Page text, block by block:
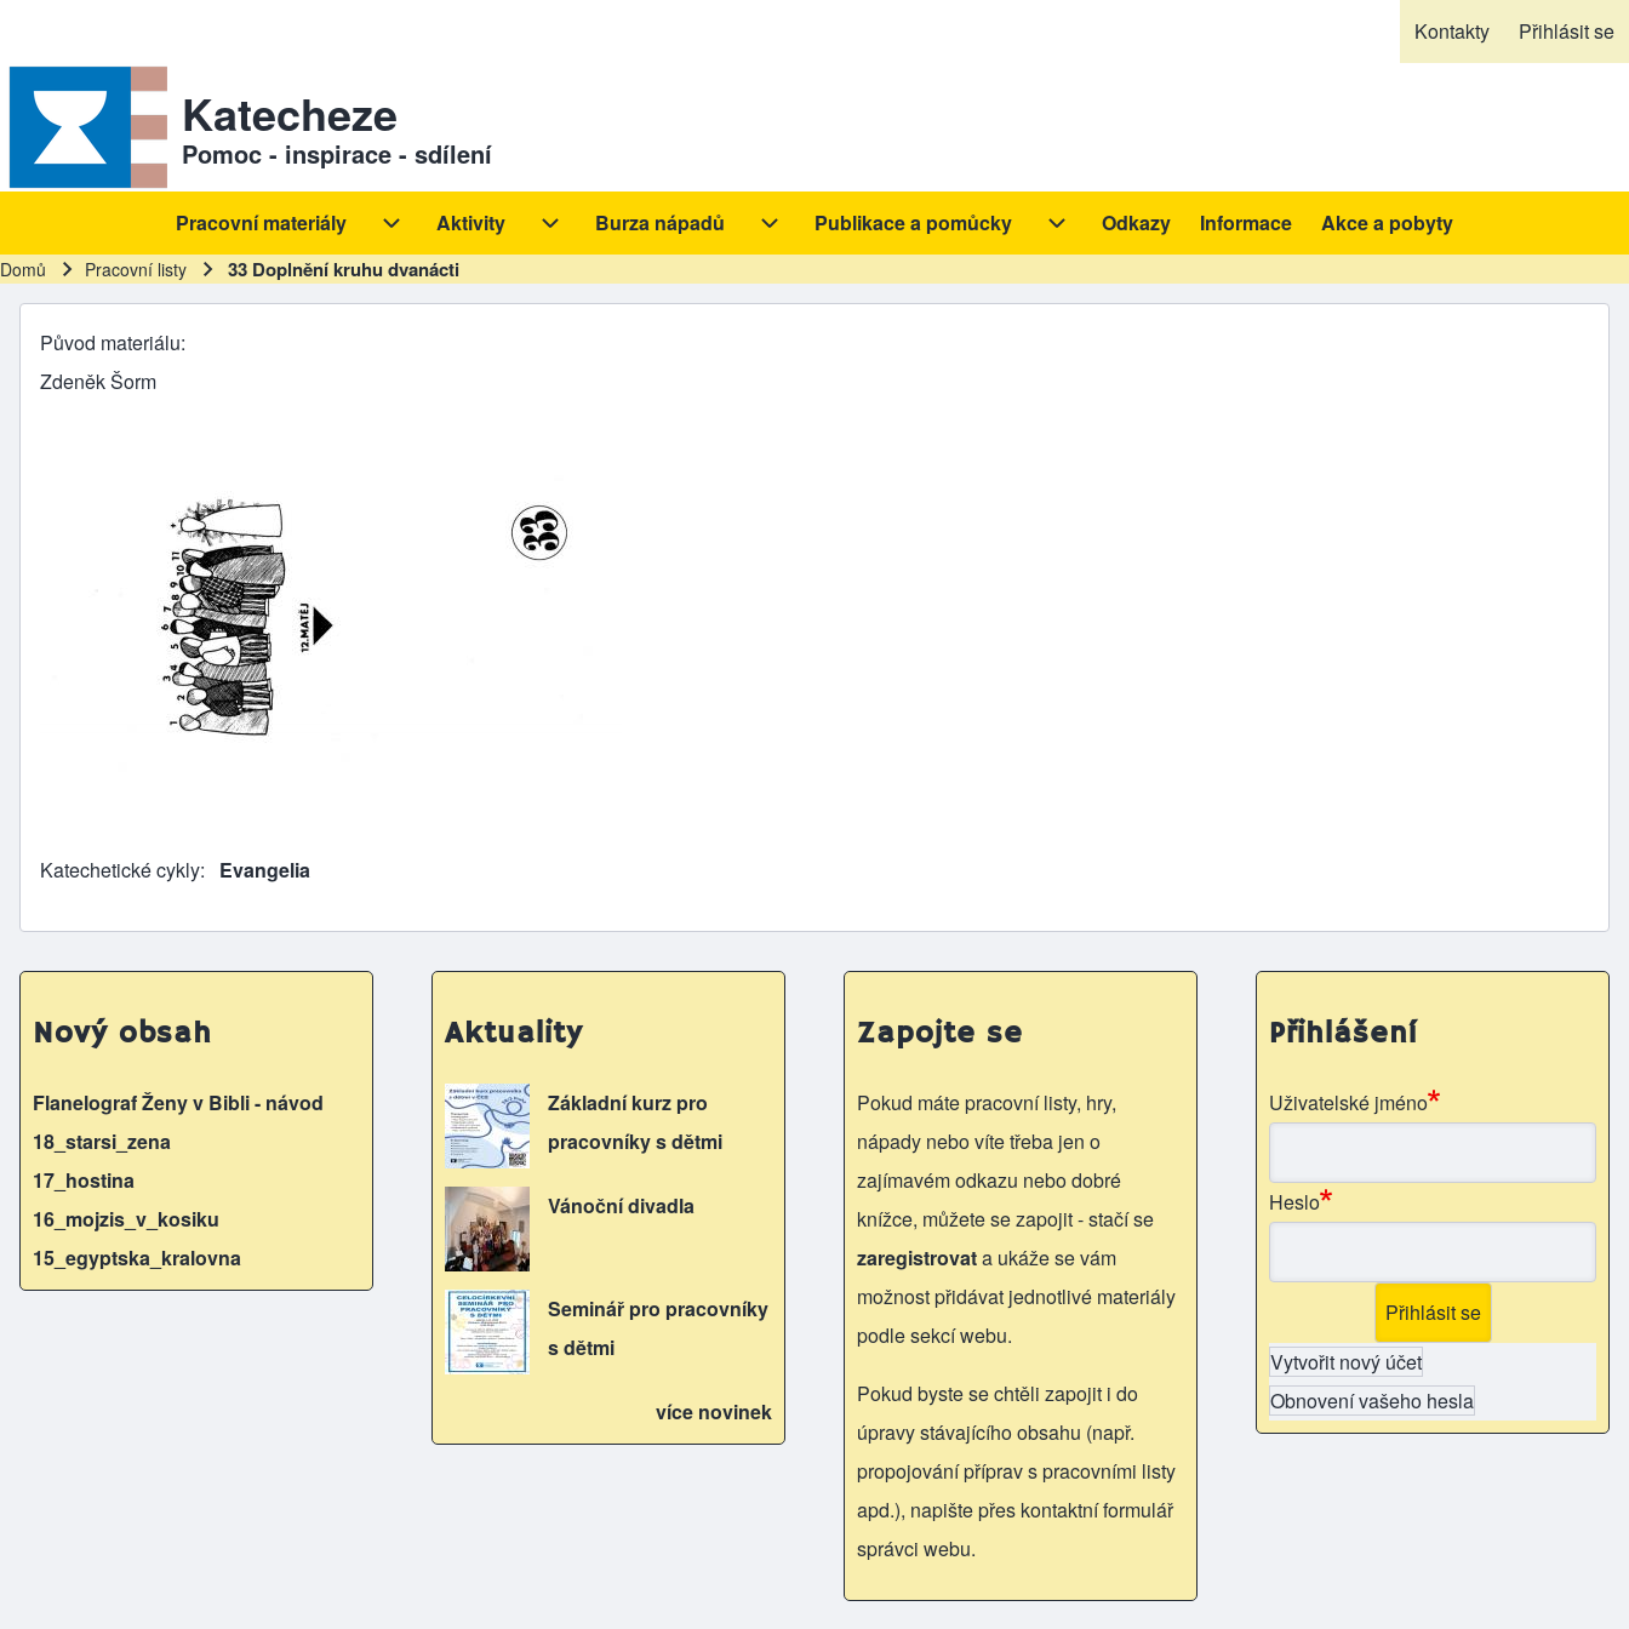
Sekundární odkazy
Kontakty Přihlásit se
Katecheze
Pomoc - inspirace - sdílení
Hlavní navigace
Pracovní materiály
Pracovní materiály sub-navigation
Aktivity
Aktivity sub-navigation
Burza nápadů
Burza nápadů sub-navigation
Publikace a pomůcky
Publikace a pomůcky sub-navigation
Odkazy Informace Akce a pobyty
Drobečková navigace
Domů Pracovní listy 33 Doplnění kruhu dvanácti
Původ materiálu
Zdeněk Šorm
Katechetické cykly Evangelia
Nový obsah
Flanelograf Ženy v Bibli - návod
18_starsi_zena
17_hostina
16_mojzis_v_kosiku
15_egyptska_kralovna
Aktuality
Základní kurz pro
pracovníky s dětmi
Vánoční divadla
Seminář pro pracovníky
s dětmi
více novinek
Zapojte se
Pokud máte pracovní listy, hry,
nápady nebo víte třeba jen o
zajímavém odkazu nebo dobré
knížce, můžete se zapojit - stačí se
zaregistrovata ukáže se vám
možnost přidávat jednotlivé materiály
podle sekcí webu.
Pokud byste se chtěli zapojit i do
úpravy stávajícího obsahu (např.
propojování příprav s pracovními listy
apd.), napište přes kontaktní formulář
správci webu.
Přihlášení
Uživatelské jméno
Heslo
Vytvořit nový účet
Obnovení vašeho hesla